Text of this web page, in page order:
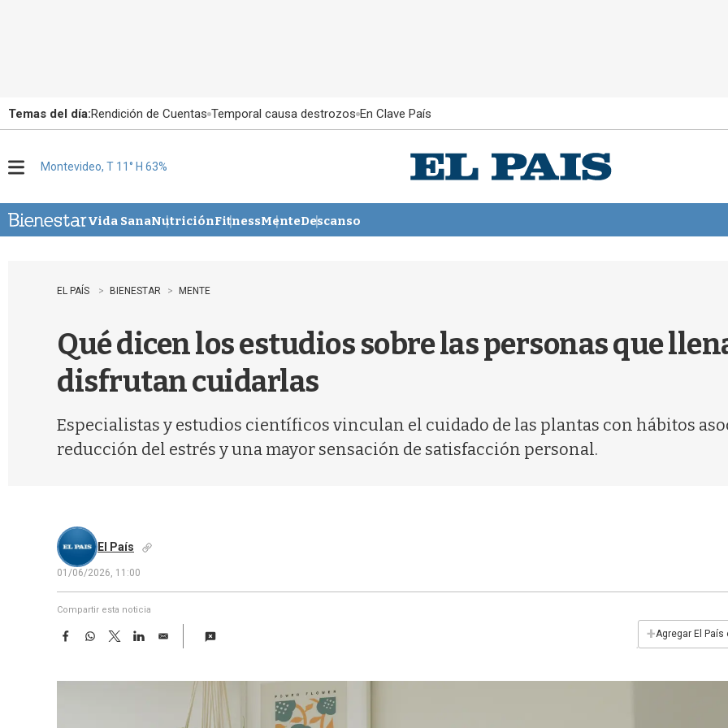
Temas del día:Rendición de Cuentas Temporal causa destrozos En Clave País
u
Montevideo, T 11° H 63%
Vida SanaNutriciónFitnessMenteDescanso
EL PAÍS BIENESTAR MENTE
Qué dicen los estudios sobre las personas que
disfrutan cuidarlas
Especialistas y estudios científicos vinculan el cuidado de las plantas con hábitos
reducción del estrés y una mayor sensación de satisfacción personal.
El País
01/06/2026, 11:00
Compartir esta noticia
F
e
W
t
T
w
t
L
k
E
i
+Agregar El País